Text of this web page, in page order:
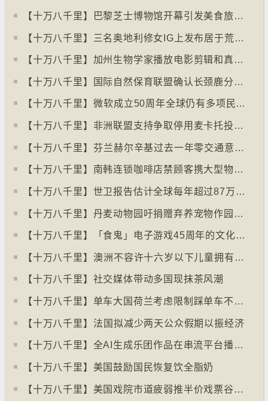
【十万八千里】巴黎芝士博物馆开幕引发美食旅游热潮
【十万八千里】三名奥地利修女IG上发布居于荒废修道院情况结果广受欢迎
【十万八千里】加州生物学家播放电影剪辑和真人声音驱狼
【十万八千里】国际自然保育联盟确认长颈鹿分四个品种有助制订保育方案
【十万八千里】⁠微软成立50周年全球仍有多项民生系统沿用旧视窗系统
【十万八千里】非洲联盟支持争取停用麦卡托投影法地点
【十万八千里】⁠芬兰赫尔辛基过去一年零交通意外致死个案
【十万八千里】南韩连锁咖啡店禁顾客携大型物品以减少长期占位办公情况
【十万八千里】世卫报告估计全球每年超过87万死亡个案与孤独病有关
【十万八千里】丹麦动物园吁捐赠弃养宠物作园内动物食粮
【十万八千里】「食鬼」电子游戏45周年的文化现象
【十万八千里】⁠澳洲不容许十六岁以下儿童拥有YOUTUBE帐户
【十万八千里】社交媒体带动多国现抹茶风潮
【十万八千里】单车大国荷兰考虑限制踩单车不高于时速廿五公里
【十万八千里】⁠法国拟减少两天公众假期以振经济
【十万八千里】全AI生成乐团作品在串流平台播放率累积过百万
【十万八千里】美国鼓励国民恢复饮全脂奶
【十万八千里】美国戏院市道疲弱推半价戏票谷生意